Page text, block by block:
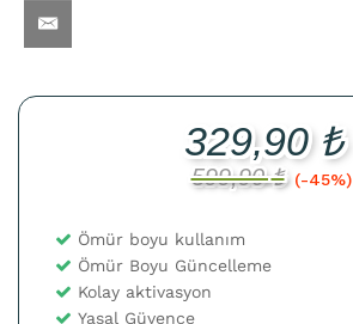
329,90₺
599,90₺ (-45%)
Ömür boyu kullanım
Ömür Boyu Güncelleme
Kolay aktivasyon
Yasal Güvence